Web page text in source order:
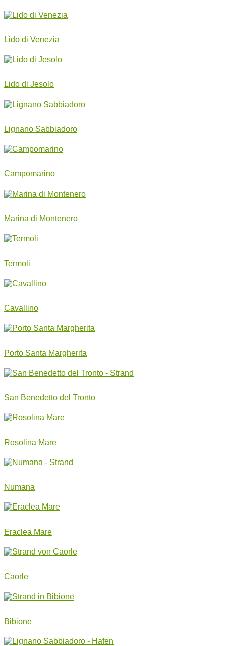
Lido di Venezia
Lido di Jesolo
Lignano Sabbiadoro
Campomarino
Marina di Montenero
Termoli
Cavallino
Porto Santa Margherita
San Benedetto del Tronto
Rosolina Mare
Numana
Eraclea Mare
Caorle
Bibione